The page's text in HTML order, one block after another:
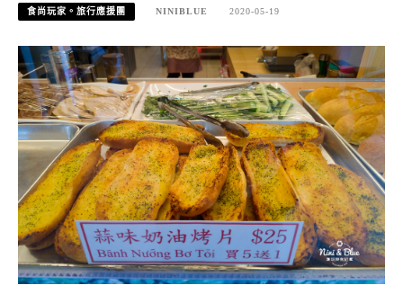
食尚玩家。旅行應援團 NINIBLUE 2020-05-19